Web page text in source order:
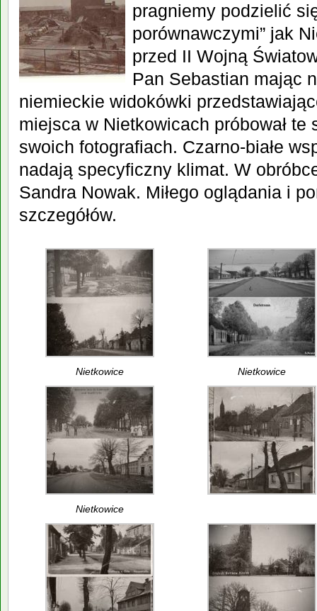
pragniemy podzielić
porównawczymi” jak
przed II Wojną
Pan Sebastian mając
niemieckie widokówki
miejsca w Nietkowicach próbował
swoich fotografiach. Czarno-białe
nadają specyficzny klimat. W
Sandra Nowak. Miłego oglądania i
szczegółów.
Nietkowice Nietkowice
Nietkowice